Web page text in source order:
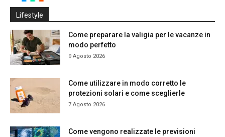
Lifestyle
Come preparare la valigia per le vacanze in
modo perfetto
9 Agosto 2026
Come utilizzare in modo corretto le
protezioni solari e come sceglierle
7 Agosto 2026
Come vengono realizzate le previsioni